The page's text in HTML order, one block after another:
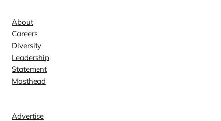
About
Careers
Diversity
Leadership
Statement
Masthead
Advertise